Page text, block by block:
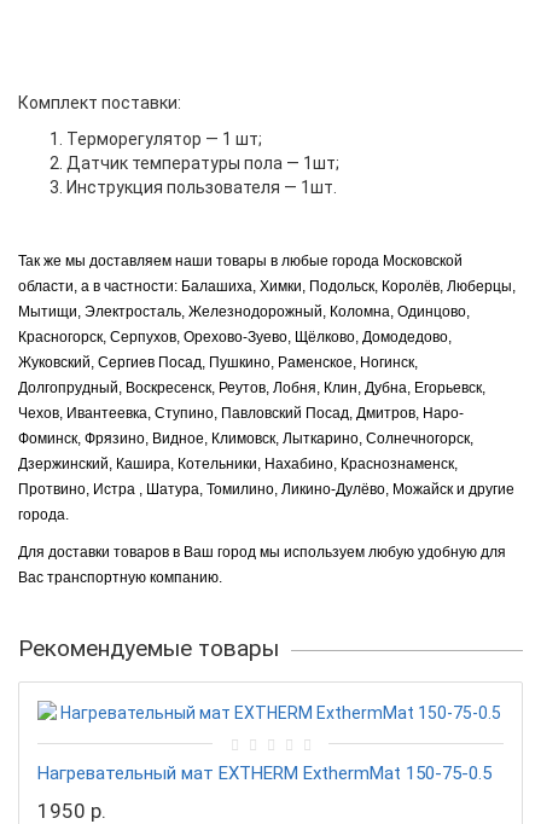
Комплект поставки:
Терморегулятор — 1 шт;
Датчик температуры пола — 1шт;
Инструкция пользователя — 1шт.
Так же мы доставляем наши товары в любые города Московской
области, а в частности: Балашиха, Химки, Подольск, Королёв, Люберцы,
Мытищи, Электросталь, Железнодорожный, Коломна, Одинцово,
Красногорск, Серпухов, Орехово-Зуево, Щёлково, Домодедово,
Жуковский, Сергиев Посад, Пушкино, Раменское, Ногинск,
Долгопрудный, Воскресенск, Реутов, Лобня, Клин, Дубна, Егорьевск,
Чехов, Ивантеевка, Ступино, Павловский Посад, Дмитров, Наро-
Фоминск, Фрязино, Видное, Климовск, Лыткарино, Солнечногорск,
Дзержинский, Кашира, Котельники, Нахабино, Краснознаменск,
Протвино, Истра , Шатура, Томилино, Ликино-Дулёво, Можайск и другие
города.
Для доставки товаров в Ваш город мы используем любую удобную для
Вас транспортную компанию.
Рекомендуемые товары
Нагревательный мат EXTHERM ExthermMat 150-75-0.5
1950 р.